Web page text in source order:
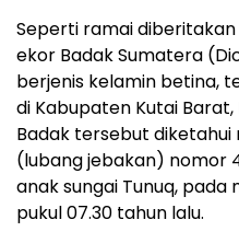
Seperti ramai
ekor Badak Sumatera
berjenis kelamin betina,
di Kabupaten Kutai
Badak tersebut
(lubang jebakan) nomor
anak sungai Tunuq, pada
pukul 07.30 tahun lalu.